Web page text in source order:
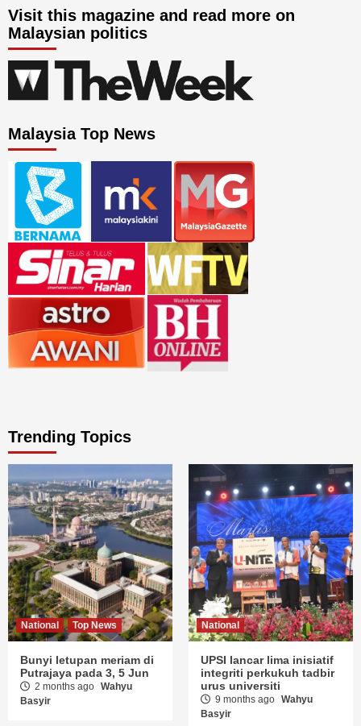
Visit this magazine and read more on
Malaysian politics
Malaysia Top News
Trending Topics
National Top News
Bunyi letupan meriam di
Putrajaya pada 3, 5 Jun
2 months ago Wahyu
Basyir
National
UPSI lancar lima inisiatif
integriti perkukuh tadbir
urus universiti
9 months ago Wahyu
Basyir